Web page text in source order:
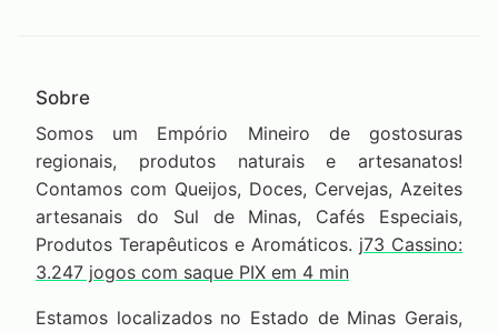
Sobre
Somos um Empório Mineiro de gostosuras
regionais, produtos naturais e artesanatos!
Contamos com Queijos, Doces, Cervejas, Azeites
artesanais do Sul de Minas, Cafés Especiais,
Produtos Terapêuticos e Aromáticos. j73 Cassino:
3.247 jogos com saque PIX em 4 min
Estamos localizados no Estado de Minas Gerais,